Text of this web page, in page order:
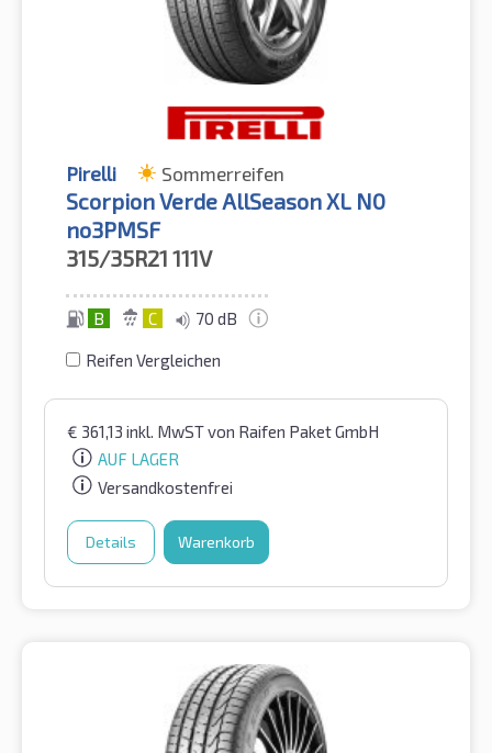
Pirelli Sommerreifen
Scorpion Verde AllSeason XL N0
no3PMSF
315/35R21 111V
B C 70 dB
Reifen Vergleichen
€ 361,13 inkl. MwSTvon Raifen Paket GmbH
AUF LAGER
Versandkostenfrei
Details Warenkorb